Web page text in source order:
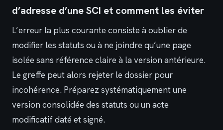
d’adresse d’une SCI et comment les éviter
L’erreur la plus courante consiste à oublier de
modifier les statuts ou à ne joindre qu’une page
isolée sans référence claire à la version antérieure.
Le greffe peut alors rejeter le dossier pour
incohérence. Préparez systématiquement une
version consolidée des statuts ou un acte
modificatif daté et signé.